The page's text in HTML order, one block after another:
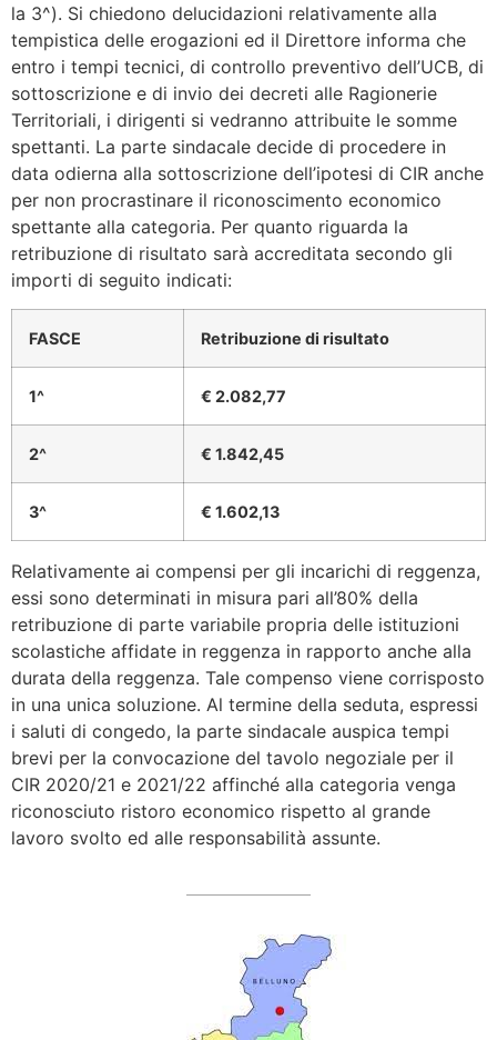
la 3^). Si chiedono delucidazioni relativamente alla
tempistica delle erogazioni ed il Direttore informa che
entro i tempi tecnici, di controllo preventivo dell’UCB, di
sottoscrizione e di invio dei decreti alle Ragionerie
Territoriali, i dirigenti si vedranno attribuite le somme
spettanti. La parte sindacale decide di procedere in
data odierna alla sottoscrizione dell’ipotesi di CIR anche
per non procrastinare il riconoscimento economico
spettante alla categoria. Per quanto riguarda la
retribuzione di risultato sarà accreditata secondo gli
importi di seguito indicati:
FASCE Retribuzione di risultato
1^ € 2.082,77
2^ € 1.842,45
3^ € 1.602,13
Relativamente ai compensi per gli incarichi di reggenza,
essi sono determinati in misura pari all’80% della
retribuzione di parte variabile propria delle istituzioni
scolastiche affidate in reggenza in rapporto anche alla
durata della reggenza. Tale compenso viene corrisposto
in una unica soluzione. Al termine della seduta, espressi
i saluti di congedo, la parte sindacale auspica tempi
brevi per la convocazione del tavolo negoziale per il
CIR 2020/21 e 2021/22 affinché alla categoria venga
riconosciuto ristoro economico rispetto al grande
lavoro svolto ed alle responsabilità assunte.